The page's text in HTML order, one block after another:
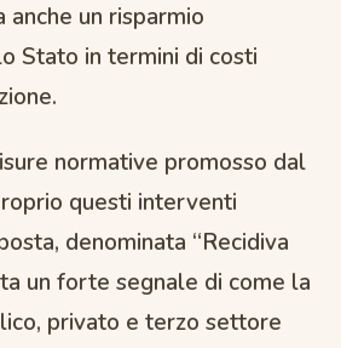
anche un risparmio
Stato in termini di costi
normative promosso dal
questi interventi
denominata “Recidiva
un forte segnale di come la
privato e terzo settore